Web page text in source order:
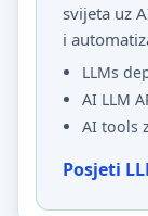
svijeta uz
i
LLMs
AI LLM
AI tools
Posjeti